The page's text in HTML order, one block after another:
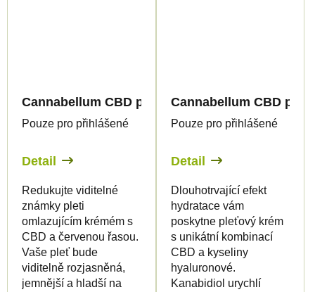
Cannabellum CBD pleťový anti-age krém, 50ml -
Pouze pro přihlášené
Detail
Redukujte viditelné
známky pleti
omlazujícím krémém s
CBD a červenou řasou.
Vaše pleť bude
viditelně rozjasněná,
jemnější a hladší na
Cannabellum CBD
Pouze pro přihlášené
Detail
Dlouhotrvající efekt
hydratace vám
poskytne pleťový krém
s unikátní kombinací
CBD a kyseliny
hyaluronové.
Kanabidiol urychlí